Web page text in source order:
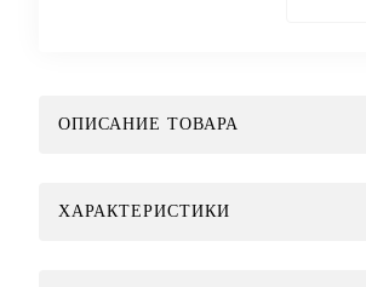
ОПИСАНИЕ ТОВАРА
ХАРАКТЕРИСТИКИ